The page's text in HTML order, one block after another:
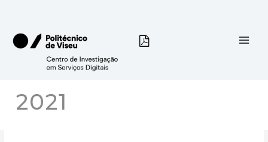
content
2021